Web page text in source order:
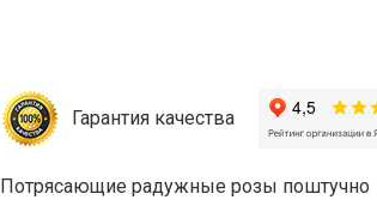
Гарантия качества
Потрясающие радужные розы поштучно